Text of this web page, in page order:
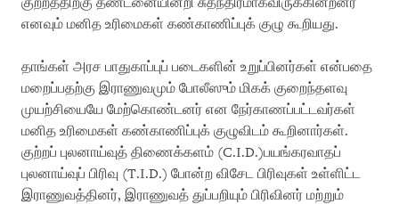
எனவும் மனித உரிமைகள் கண்காணிப்புக் குழு கூறியது.
தாங்கள் அரச பாதுகாப்புப் படைகளின் உறுப்பினர்கள் என்பதை
மறைப்பதற்கு இராணுவமும் போலீஸும் மிகக் குறைந்தளவு
முயற்சியையே மேற்கொண்டனர் என நேர்காணப்பட்டவர்கள்
மனித உரிமைகள் கண்காணிப்புக் குழுவிடம் கூறினார்கள்.
குற்றப் புலனாய்வுத் திணைக்களம் (C.I.D.)பயங்கரவாதப்
புலனாய்வுப் பிரிவு (T.I.D.) போன்ற விசேட பிரிவுகள் உள்ளிட்ட
இராணுவத்தினர், இராணுவத் துப்பறியும் பிரிவினர் மற்றும்